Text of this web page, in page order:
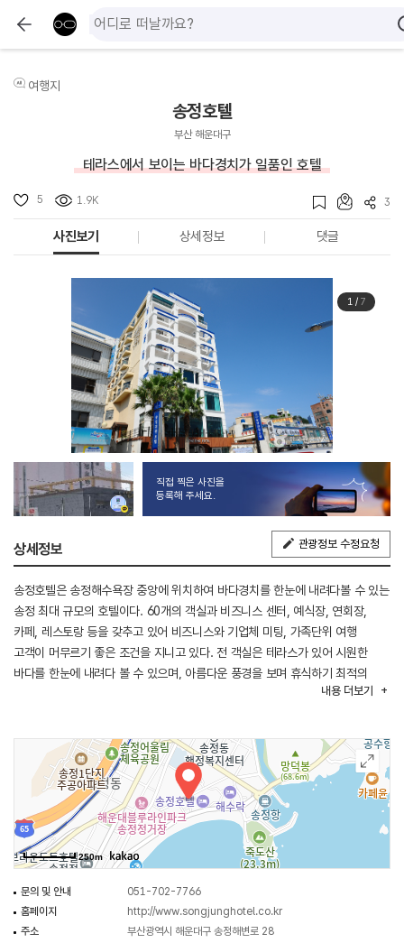
여행지
송정호텔
부산 해운대구
테라스에서 보이는 바다경치가 일품인 호텔
5 1.9K 3
사진보기 상세정보 댓글
1/ 7
직접 찍은 사진을
등록해 주세요.
상세정보 관광정보 수정요청
송정호텔은 송정해수욕장 중앙에 위치하여 바다경치를 한눈에 내려다볼 수 있는
송정 최대 규모의 호텔이다. 60개의 객실과 비즈니스 센터, 예식장, 연회장,
카페, 레스토랑 등을 갖추고 있어 비즈니스와 기업체 미팅, 가족단위 여행
고객이 머무르기 좋은 조건을 지니고 있다. 전 객실은 테라스가 있어 시원한
바다를 한눈에 내려다 볼 수 있으며, 아름다운 풍경을 보며 휴식하기 최적의
환경을 갖추고 있다. 해운대 해수욕장, 백스코, 시립미술관, 시네마테크와는
문텐로드, 미포 유람선 선착장 등 다양한 볼거리를 즐길 수 있다.
내용 더보기
250m
문의 및 안내
051-702-7766
홈페이지
http://www.songjunghotel.co.kr
주소
부산광역시 해운대구 송정해변로 28